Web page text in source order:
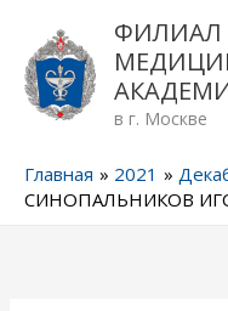
содержимому
ФИЛИАЛ
в г. Москве
Главная 2021
СИНОПАЛЬНИКОВ